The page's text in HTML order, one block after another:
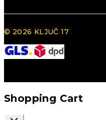
© 2026 KLJUČ 17
Shopping Cart